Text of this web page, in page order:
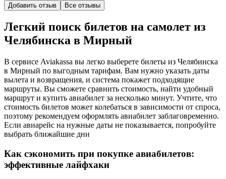
Добавить отзыв Все отзывы
Легкий поиск билетов на самолет из
Челябинска в Мирный
В сервисе Aviakassa вы легко выберете билеты из Челябинска
в Мирный по выгодным тарифам. Вам нужно указать даты
вылета и возвращения, и система покажет подходящие
маршруты. Вы сможете сравнить стоимость, найти удобный
маршрут и купить авиабилет за несколько минут. Учтите, что
стоимость билетов может колебаться в зависимости от спроса,
поэтому рекомендуем оформлять авиабилет заблаговременно.
Если авиарейс на нужные даты не показывается, попробуйте
выбрать ближайшие дни
Как сэкономить при покупке авиабилетов:
эффективные лайфхаки